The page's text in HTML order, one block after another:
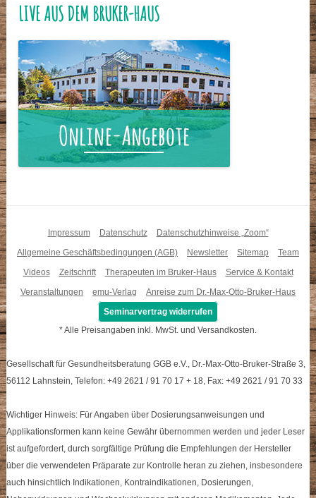
LIVE AUS DEM BRUKER-HAUS
Impressum Datenschutz
Datenschutzhinweise „Zoom“
Allgemeine Geschäftsbedingungen (AGB)
Newsletter Sitemap
Team
Videos
Zeitschrift Therapeuten im Bruker-Haus
Service & Kontakt
Veranstaltungen
emu-Verlag
Anreise zum Dr.-Max-Otto-Bruker-Haus
Seminarvertrag widerrufen
* Alle Preisangaben inkl. MwSt. und Versandkosten.
Gesellschaft für Gesundheitsberatung GGB e.V., Dr.-Max-Otto-Bruker-Straße 3,
56112 Lahnstein, Telefon: +49 2621 / 91 70 17 + 18, Fax: +49 2621 / 91 70 33
Wichtiger Hinweis: Für Angaben über Dosierungsanweisungen und
Applikationsformen kann keine Gewähr übernommen werden und jeder Leser
ist aufgefordert, durch sorgfältige Prüfung die Empfehlungen der Hersteller
über die verwendeten Präparate zur Kontrolle heran zu ziehen, insbesondere
auch hinsichtlich Indikationen, Kontraindikationen, Dosierungen,